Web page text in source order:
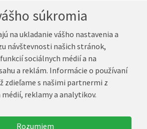
súkromia
na ukladanie vášho nastavenia a
návštevnosti našich stránok,
sociálnych médií a na
a reklám. Informácie o používaní
zdieľame s našimi partnermi z
reklamy a analytikov.
Rozumiem